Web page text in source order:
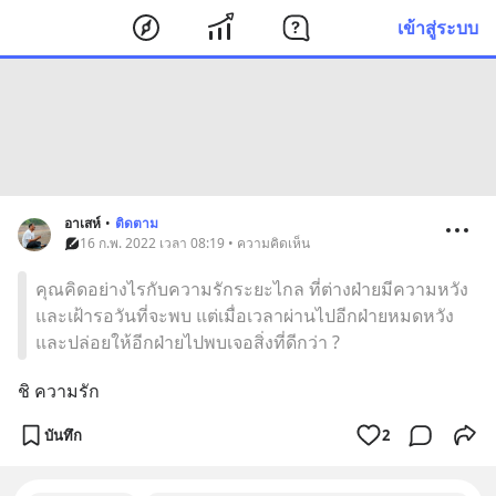
เข้าสู่ระบบ
อาเสห์ • ติดตาม
16 ก.พ. 2022 เวลา 08:19 • ความคิดเห็น
คุณคิดอย่างไรกับความรักระยะไกล ที่ต่างฝ่ายมีความหวัง
และเฝ้ารอวันที่จะพบ แต่เมื่อเวลาผ่านไปอีกฝ่ายหมดหวัง
และปล่อยให้อีกฝ่ายไปพบเจอสิ่งที่ดีกว่า ?
ชิ ความรัก
บันทึก 2